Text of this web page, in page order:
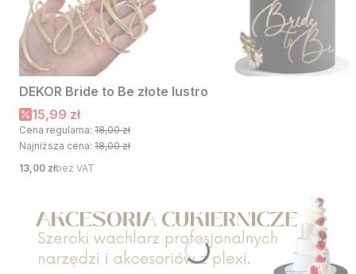
DEKOR Bride to Be złote lustro
Cena promocyjna
15,99 zł
Cena regularna: 18,00 zł
Najniższa cena: 18,00 zł
Cena
13,00 złbez VAT